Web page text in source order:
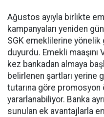
Ağustos ayıyla birlikte
kampanyaları yeniden
SGK emeklilerine
duyurdu. Emekli maaşını
kez bankadan almaya
belirlenen şartları yerine
tutarına göre
yararlanabiliyor. Banka
sunulan ek avantajlarla